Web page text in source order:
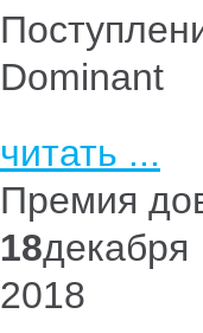
Dominant
читать ...
Премия
18декабря
2018